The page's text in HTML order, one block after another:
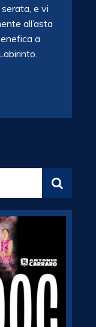
e vi
all’asta
a